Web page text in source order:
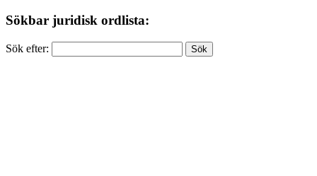
Sökbar juridisk ordlista:
Sök efter: